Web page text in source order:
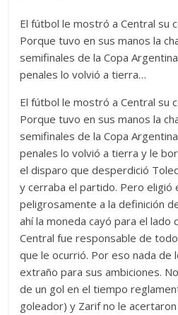
El fútbol le mostró a Central su
Porque tuvo en sus manos la
semifinales de la Copa
penales lo volvió a tierra…
El fútbol le mostró a Central su
Porque tuvo en sus manos la
semifinales de la Copa
penales lo volvió a tierra y le
el disparo que desperdició
y cerraba el partido. Pero eligió
peligrosamente a la definición
ahí la moneda cayó para el lado
Central fue responsable de
que le ocurrió. Por eso nada de
extraño para sus ambiciones.
de un gol en el tiempo
goleador) y Zarif no le